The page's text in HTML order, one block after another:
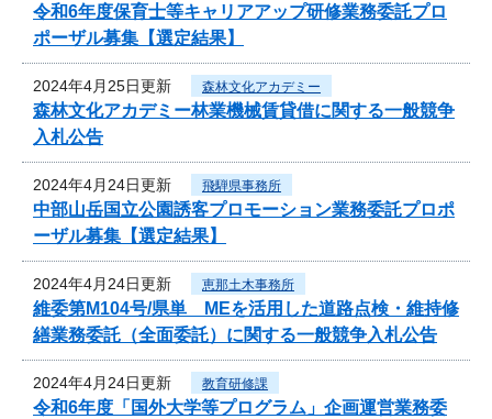
令和6年度保育士等キャリアアップ研修業務委託プロ
ポーザル募集【選定結果】
2024年4月25日更新 森林文化アカデミー
森林文化アカデミー林業機械賃貸借に関する一般競争
入札公告
2024年4月24日更新 飛騨県事務所
中部山岳国立公園誘客プロモーション業務委託プロポ
ーザル募集【選定結果】
2024年4月24日更新 恵那土木事務所
維委第M104号/県単 MEを活用した道路点検・維持修
繕業務委託（全面委託）に関する一般競争入札公告
2024年4月24日更新 教育研修課
令和6年度「国外大学等プログラム」企画運営業務委